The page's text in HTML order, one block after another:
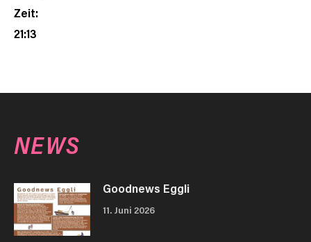
Zeit:
21:13
NEWS
Goodnews Eggli
11. Juni 2026